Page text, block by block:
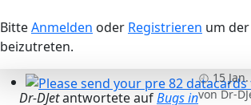
BitteAnmelden oder Registrieren um
beizutreten.
15
vonDr-
Dr-DJetantwortete aufBugs in